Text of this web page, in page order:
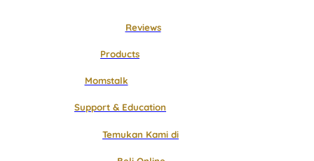
Reviews
Products
Momstalk
Support & Education
Temukan Kami di